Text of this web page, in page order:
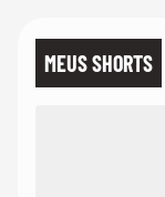
MEUS SHORTS